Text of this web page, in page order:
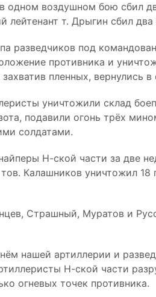
одном воздушном бою сбил
лейтенант т. Дрыгин сбил
разведчиков под
противника и
пленных, вернулись в
уничтожили склад
подавили огонь трёх
солдатами.
Н-ской части за две
Калашников уничтожил 18
Страшный, Муратов и
нашей артиллерии и
Н-ской части
огневых точек противника.